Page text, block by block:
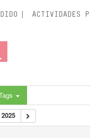
ACTIVIDADES